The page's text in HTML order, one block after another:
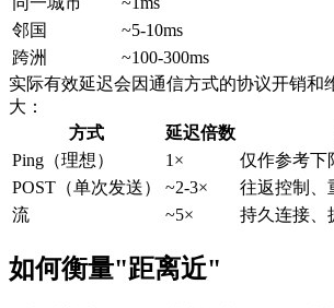
邻国
~5-10ms
跨洲
~100-300ms
实际有效延迟会因通信方式的协议开销和
大：
方式
延迟倍数
Ping（理想）
1×
仅作参考下
POST（单次发送）
~2-3×
往返控制、
流
~5× 持久连接、
如何衡量"距离近"